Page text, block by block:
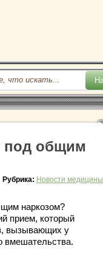
под общим
Рубрика: Новости медицины
наркозом?
прием, который
вызывающих у
вмешательства.